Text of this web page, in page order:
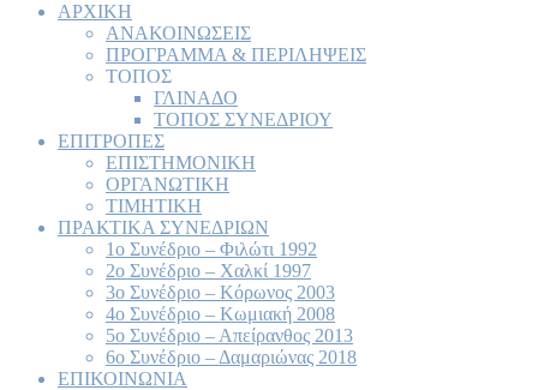
AΡΧΙΚΗ
ΑΝΑΚΟΙΝΩΣΕΙΣ
ΠΡΟΓΡΑΜΜΑ & ΠΕΡΙΛΗΨΕΙΣ
ΤΟΠΟΣ
ΓΛΙΝΑΔΟ
TΟΠΟΣ ΣΥΝΕΔΡΙΟΥ
ΕΠΙΤΡΟΠΕΣ
ΕΠΙΣΤΗΜΟΝΙΚΗ
ΟΡΓΑΝΩΤΙΚΗ
TIMHTIKH
ΠΡΑΚΤΙΚΑ ΣΥΝΕΔΡΙΩΝ
1ο Συνέδριο – Φιλώτι 1992
2ο Συνέδριο – Χαλκί 1997
3ο Συνέδριο – Κόρωνος 2003
4ο Συνέδριο – Kωμιακή 2008
5ο Συνέδριο – Απείρανθος 2013
6ο Συνέδριο – Δαμαριώνας 2018
ΕΠΙΚΟΙΝΩΝΙΑ